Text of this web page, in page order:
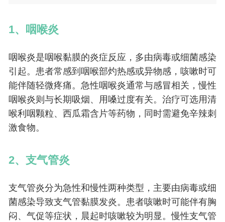
1、咽喉炎
咽喉炎是咽喉黏膜的炎症反应，多由病毒或细菌感染
引起。患者常感到咽喉部灼热感或异物感，咳嗽时可
能伴随轻微疼痛。急性咽喉炎通常与感冒相关，慢性
咽喉炎则与长期吸烟、用嗓过度有关。治疗可选用清
喉利咽颗粒、西瓜霜含片等药物，同时需避免辛辣刺
激食物。
2、支气管炎
支气管炎分为急性和慢性两种类型，主要由病毒或细
菌感染导致支气管黏膜发炎。患者咳嗽时可能伴有胸
闷、气促等症状，晨起时咳嗽较为明显。慢性支气管